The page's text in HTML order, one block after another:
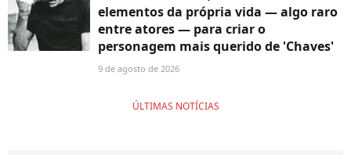
elementos da própria vida — algo raro
entre atores — para criar o
personagem mais querido de 'Chaves'
9 de agosto de 2026
ÚLTIMAS NOTÍCIAS